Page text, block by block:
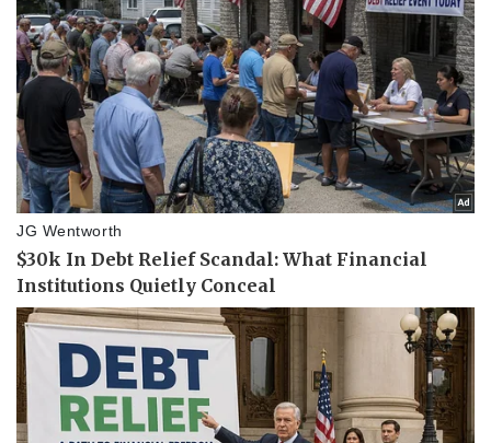
Sức khỏe
Dinh dưỡng - món ngon
Cây thuốc
Sản phụ khoa
Nhi khoa
Đời sống
Nhà đẹp
Blog
Tình yêu - Gia đình